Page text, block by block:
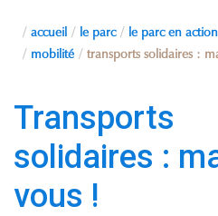
accueil le parc le parc en action
mobilité transports solidaires :
Transports
solidaires :
vous !